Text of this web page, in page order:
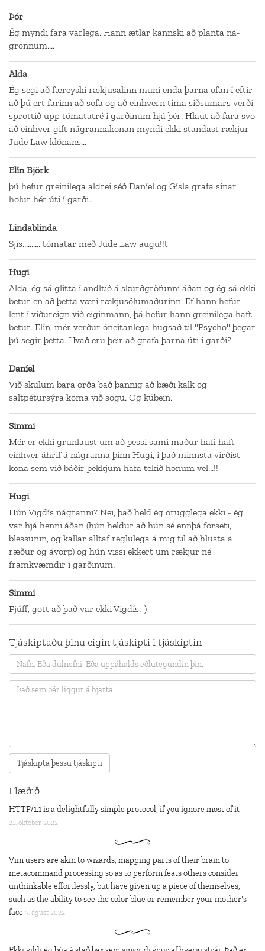
Þór
Ég myndi fara varlega. Hann ætlar kannski að planta ná-
grönnum....
Alda
Ég segi að færeyski rækjusalinn muni enda þarna ofan í eftir
að þú ert farinn að sofa og að einhvern tíma síðsumars verði
sprottið upp tómatatré í garðinum hjá þér. Hlaut að fara svo
að einhver gift nágrannakonan myndi ekki standast rækjur
Jude Law klónans...
Elín Björk
þú hefur greinilega aldrei séð Daníel og Gísla grafa sínar
holur hér úti í garði...
Lindablinda
Sjís.......... tómatar með Jude Law augu!!t
Hugi
Alda, ég sá glitta í andltið á skurðgröfunni áðan og ég sá ekki
betur en að þetta væri rækjusölumaðurinn. Ef hann hefur
lent í viðureign við eiginmann, þá hefur hann greinilega haft
betur. Elín, mér verður óneitanlega hugsað til "Psycho" þegar
þú segir þetta. Hvað eru þeir að grafa þarna úti í garði?
Daníel
Við skulum bara orða það þannig að bæði kalk og
saltpétursýra koma við sögu. Og kúbein.
Simmi
Mér er ekki grunlaust um að þessi sami maður hafi haft
einhver áhrif á nágranna þinn Hugi, í það minnsta virðist
kona sem við báðir þekkjum hafa tekið honum vel...!!
Hugi
Hún Vigdís nágranni? Nei, það held ég örugglega ekki - ég
var hjá henni áðan (hún heldur að hún sé ennþá forseti,
blessunin, og kallar alltaf reglulega á mig til að hlusta á
ræður og ávörp) og hún vissi ekkert um rækjur né
framkvæmdir í garðinum.
Simmi
Fjúff, gott að það var ekki Vigdís:-)
Tjáskiptaðu þínu eigin tjáskipti í tjáskiptin
Flæðið
HTTP/1.1 is a delightfully simple protocol, if you ignore most of it
21. október 2022
Vim users are akin to wizards, mapping parts of their brain to
metacommand processing so as to perform feats others consider
unthinkable effortlessly, but have given up a piece of themselves,
such as the ability to see the color blue or remember your mother's
face 7. ágúst 2022